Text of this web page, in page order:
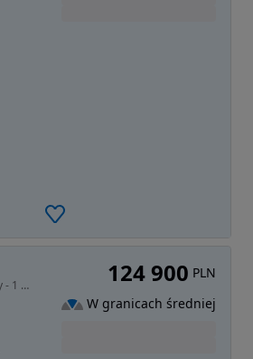
1498 cm3 • 150 KM • Audi A3 8Y 1.5 Sportback czarny metalik z hakiem na rowery - 1 właścic 124 900 PLN
W granicach średniej